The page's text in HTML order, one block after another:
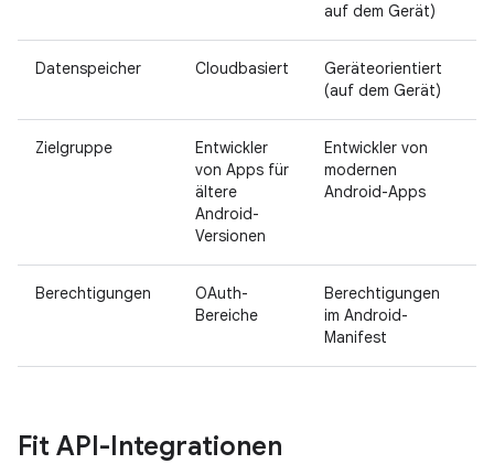
auf dem Gerät)
Datenspeicher Cloudbasiert
Geräteorientiert
(auf dem Gerät)
Zielgruppe
Entwickler
von Apps für
ältere
Android-
Versionen
Entwickler von
modernen
Android-Apps
Berechtigungen
OAuth-
Bereiche
Berechtigungen
im Android-
Manifest
Fit API-Integrationen